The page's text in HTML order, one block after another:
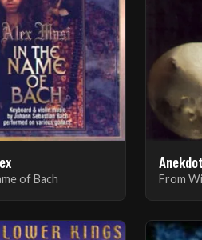
of Bach From